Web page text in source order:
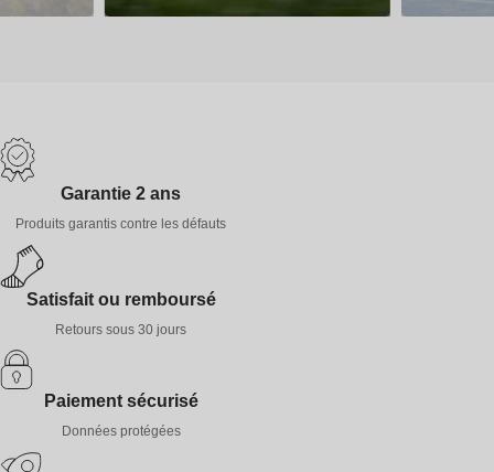
Garantie 2 ans
Produits garantis contre les défauts
Satisfait ou remboursé
Retours sous 30 jours
Paiement sécurisé
Données protégées